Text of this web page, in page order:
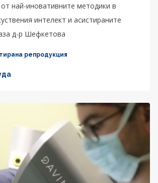
най-иновативните методики в
интелект и асистираните
д-р Шефкетова
репродукция